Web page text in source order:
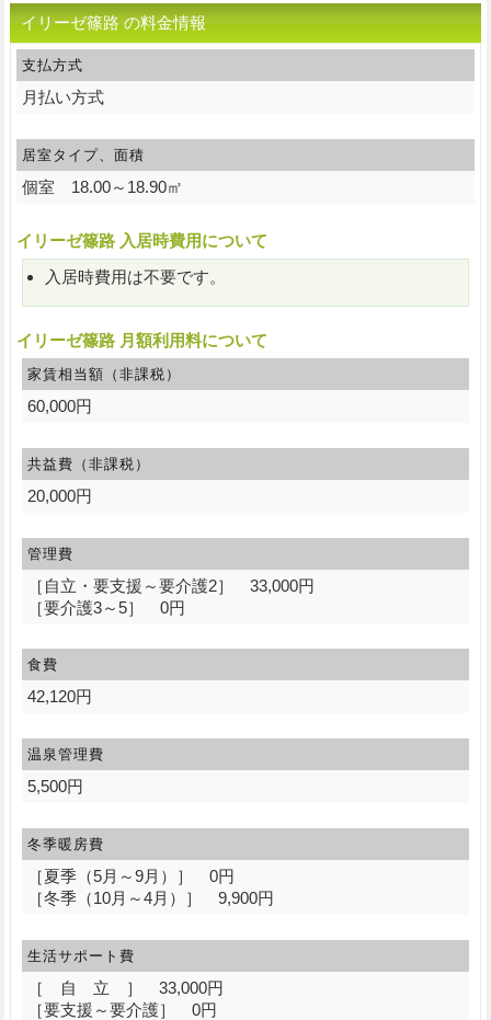
イリーゼ篠路 の料金情報
支払方式
月払い方式
居室タイプ、面積
個室 18.00～18.90㎡
イリーゼ篠路 入居時費用について
入居時費用は不要です。
イリーゼ篠路 月額利用料について
家賃相当額（非課税）
60,000円
共益費（非課税）
20,000円
管理費
［自立・要支援～要介護2］ 33,000円
［要介護3～5］ 0円
食費
42,120円
温泉管理費
5,500円
冬季暖房費
［夏季（5月～9月）］ 0円
［冬季（10月～4月）］ 9,900円
生活サポート費
［ 自 立 ］ 33,000円
［要支援～要介護］ 0円